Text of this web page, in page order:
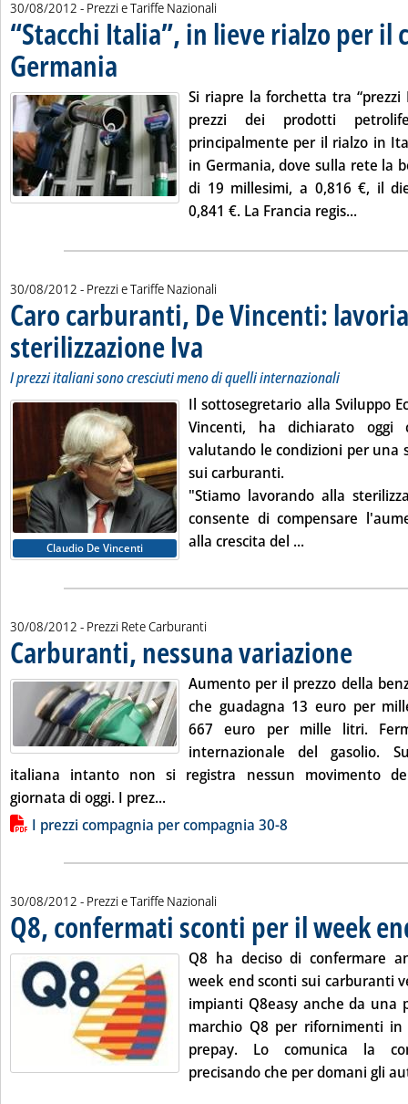
30/08/2012 - Prezzi e Tariffe Nazionali
“Stacchi Italia”, in lieve rialzo per il
Germania
Si riapre la forchetta tra
prezzi dei prodotti
principalmente per il rialzo in
in Germania, dove sulla rete la
di 19 millesimi, a 0,816 €, il
0,841 €. La Francia regis...Leggi
30/08/2012 - Prezzi e Tariffe Nazionali
Caro carburanti, De Vincenti:
sterilizzazione Iva
I prezzi italiani sono cresciuti meno di quelli internazionali
Claudio De Vincenti
Il sottosegretario alla Sviluppo
Vincenti, ha dichiarato
valutando le condizioni per una
sui carburanti.
"Stiamo lavorando alla
consente di compensare
alla crescita del ...Leggi tutta la
30/08/2012 - Prezzi Rete Carburanti
Carburanti, nessuna variazione
Aumento per il prezzo della
che guadagna 13 euro per
667 euro per mille litri.
internazionale del gasolio.
italiana intanto non si registra nessun movimento
giornata di oggi. I prez...Leggi tutta la notizia: 'Carburanti,
Lista allegati PDF alla notizia
I prezzi compagnia per compagnia 30-8
30/08/2012 - Prezzi e Tariffe Nazionali
Q8, confermati sconti per il week
Q8 ha deciso di confermare
week end sconti sui carburanti
impianti Q8easy anche da una
marchio Q8 per rifornimenti in
prepay. Lo comunica la
precisando che per domani gli